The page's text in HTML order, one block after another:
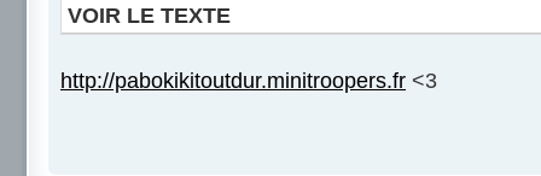
VOIR LE TEXTE
http://pabokikitoutdur.minitroopers.fr <3